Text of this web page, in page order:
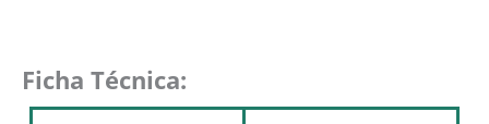
Ficha Técnica: